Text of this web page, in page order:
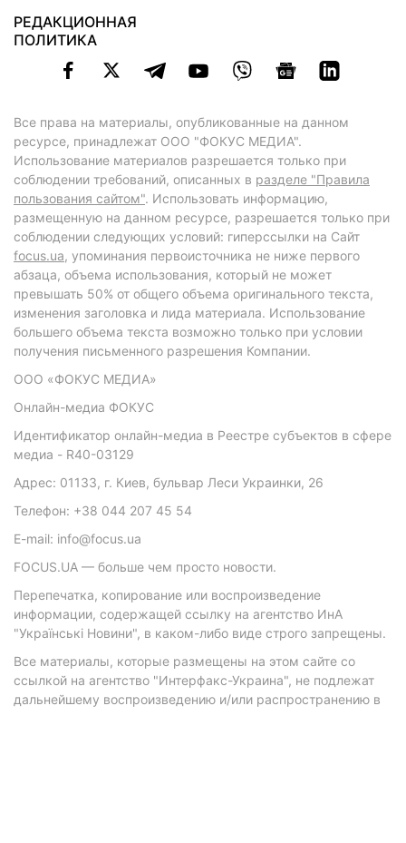
РЕДАКЦИОННАЯ
ПОЛИТИКА
Все права на материалы, опубликованные на данном
ресурсе, принадлежат ООО "ФОКУС МЕДИА".
Использование материалов разрешается только при
соблюдении требований, описанных в разделе "Правила
пользования сайтом". Использовать информацию,
размещенную на данном ресурсе, разрешается только при
соблюдении следующих условий: гиперссылки на Сайт
focus.ua, упоминания первоисточника не ниже первого
абзаца, объема использования, который не может
превышать 50% от общего объема оригинального текста,
изменения заголовка и лида материала. Использование
большего объема текста возможно только при условии
получения письменного разрешения Компании.
ООО «ФОКУС МЕДИА»
Онлайн-медиа ФОКУС
Идентификатор онлайн-медиа в Реестре субъектов в сфере
медиа - R40-03129
Адрес: 01133, г. Киев, бульвар Леси Украинки, 26
Телефон: +38 044 207 45 54
E-mail: info@focus.ua
FOCUS.UA — больше чем просто новости.
Перепечатка, копирование или воспроизведение
информации, содержащей ссылку на агентство ИнА
"Українські Новини", в каком-либо виде строго запрещены.
Все материалы, которые размещены на этом сайте со
ссылкой на агентство "Интерфакс-Украина", не подлежат
дальнейшему воспроизведению и/или распространению в